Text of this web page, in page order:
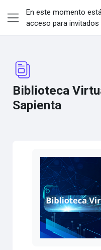
Pánel lateral
En este momento
acceso para invitados
Biblioteca
Sapienta